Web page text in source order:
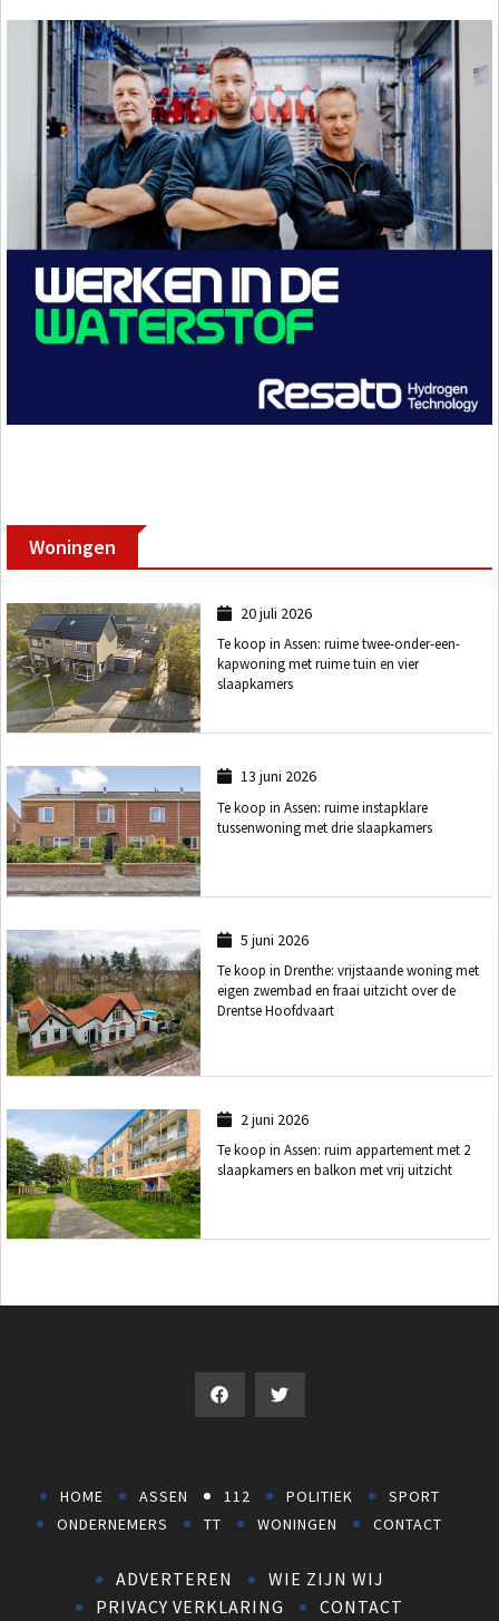
Woningen
20 juli 2026
Te koop in Assen: ruime twee-onder-een-
kapwoning met ruime tuin en vier
slaapkamers
13 juni 2026
Te koop in Assen: ruime instapklare
tussenwoning met drie slaapkamers
5 juni 2026
Te koop in Drenthe: vrijstaande woning met
eigen zwembad en fraai uitzicht over de
Drentse Hoofdvaart
2 juni 2026
Te koop in Assen: ruim appartement met 2
slaapkamers en balkon met vrij uitzicht
HOME ASSEN 112 POLITIEK
SPORT
ONDERNEMERS
TT WONINGEN CONTACT
ADVERTEREN
WIE ZIJN WIJ
PRIVACY VERKLARING
CONTACT